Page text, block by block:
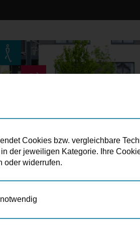
Cookies bzw. vergleichbare
der jeweiligen Kategorie. Ihre
oder widerrufen.